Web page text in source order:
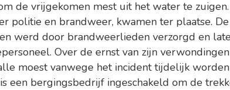
de vrijgekomen mest uit het water te zuigen.
politie en brandweer, kwamen ter plaatse. De
werd door brandweerlieden verzorgd en
Over de ernst van zijn
moest vanwege het incident tijdelijk worden
een bergingsbedrijf ingeschakeld om de